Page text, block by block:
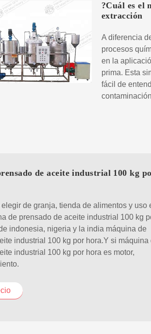
?Cuál es el
extracción
A diferencia
procesos
en la
prima. Esta
fácil de
de aceite industrial 100 kg
de granja, tienda de alimentos y uso
de prensado de aceite industrial 100 kg
indonesia, nigeria y la india máquina de
industrial 100 kg por hora.Y si máquina
industrial 100 kg por hora es motor,